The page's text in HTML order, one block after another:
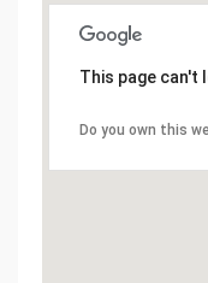
This page can't
Do you own this